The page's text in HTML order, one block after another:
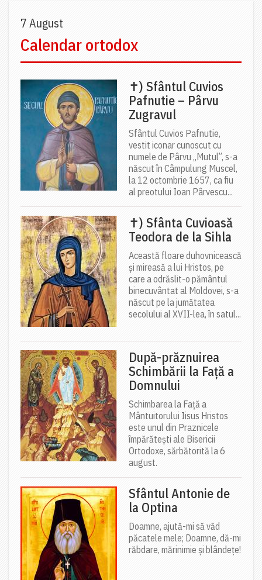
7 August
Calendar ortodox
✝) Sfântul Cuvios
Pafnutie – Pârvu
Zugravul
Sfântul Cuvios Pafnutie,
vestit iconar cunoscut cu
numele de Pârvu „Mutul”, s-a
născut în Câmpulung Muscel,
la 12 octombrie 1657, ca fiu
al preotului Ioan Pârvescu...
✝) Sfânta Cuvioasă
Teodora de la Sihla
Această floare duhovnicească
și mireasă a lui Hristos, pe
care a odrăslit-o pământul
binecuvântat al Moldovei, s-a
născut pe la jumătatea
secolului al XVII-lea, în satul...
După-prăznuirea
Schimbării la Față a
Domnului
Schimbarea la Față a
Mântuitorului Iisus Hristos
este unul din Praznicele
împărătești ale Bisericii
Ortodoxe, sărbătorită la 6
august.
Sfântul Antonie de
la Optina
Doamne, ajută-mi să văd
păcatele mele; Doamne, dă-mi
răbdare, mărinimie şi blândeţe!